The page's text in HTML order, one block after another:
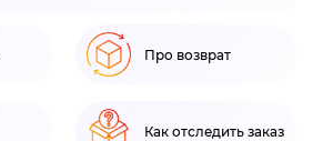
Про возврат
Как отследить заказ